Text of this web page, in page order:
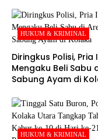
HUKUM & KRIMINAL
Diringkus Polisi, Pria
Mengaku Beli Sabu
Sabung Ayam di
HUKUM & KRIMINAL